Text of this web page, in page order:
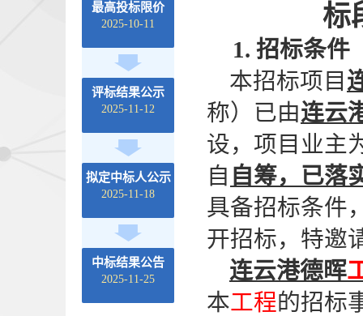
最高投标限价
2025-10-11
评标结果公示
2025-11-12
拟定中标人公示
2025-11-18
中标结果公告
2025-11-25
标
1. 招标条件
本招标项目
称）已由连云
设，项目业主
自 自筹，已落
具备招标条件
开招标，特邀
连云港德晖
本工程的招标